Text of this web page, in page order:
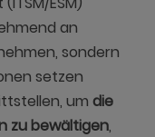
an
sondern
setzen
um die
zu bewältigen,